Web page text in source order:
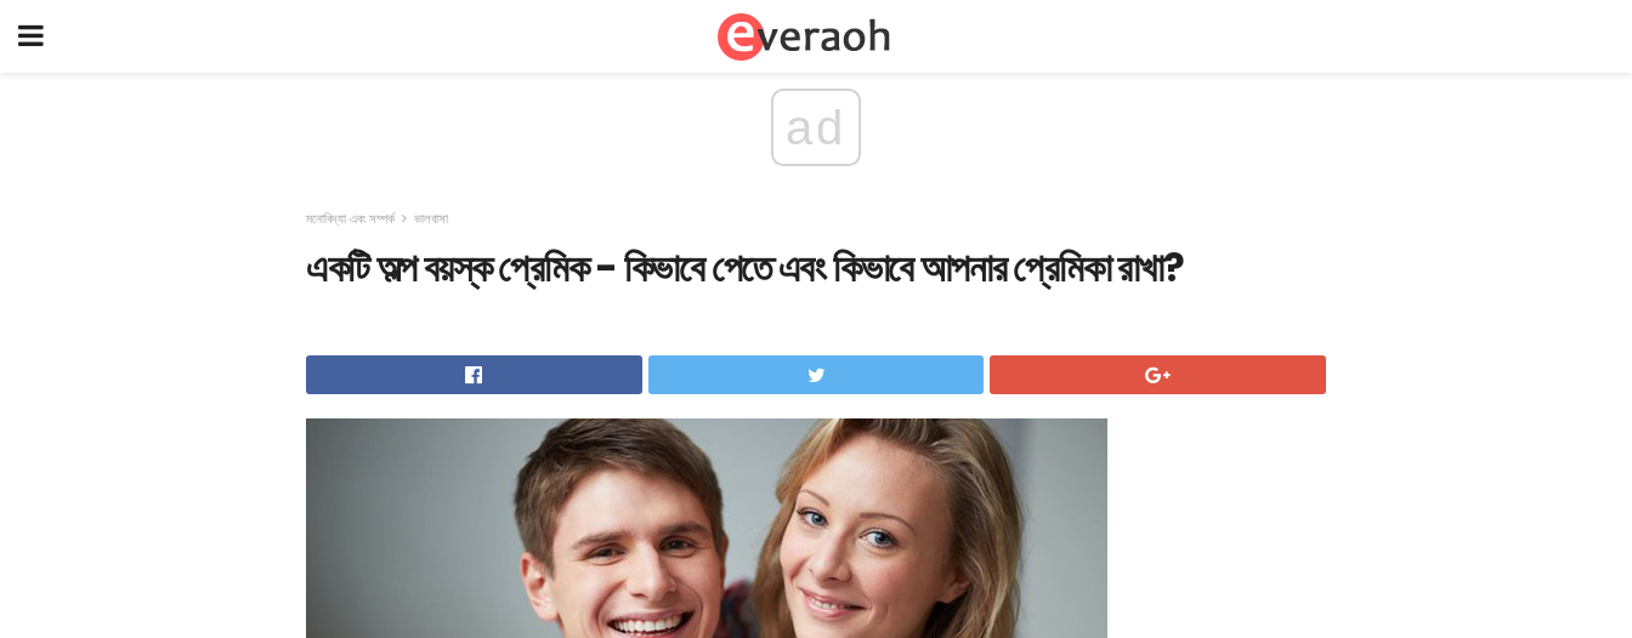
ad
মনোবিদ্যা এবং সম্পর্ক ভালবাসা
একটি অল্প বয়স্ক প্রেমিক - কিভাবে পেতে এবং কিভাবে আপনার প্রেমিকা রাখা?